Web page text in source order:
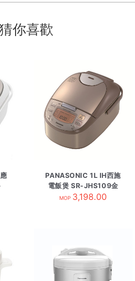
你喜歡
PANASONIC 1L IH西施
電飯煲 SR-JHS109金
MOP 3,198.00